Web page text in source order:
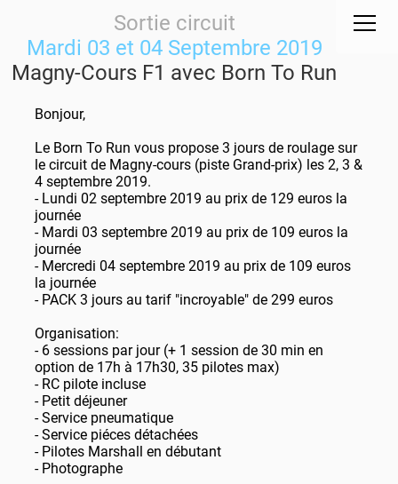
Sortie circuit
Mardi 03 et 04 Septembre 2019
Magny-Cours F1 avec Born To Run
Bonjour,
Le Born To Run vous propose 3 jours de roulage sur
le circuit de Magny-cours (piste Grand-prix) les 2, 3 &
4 septembre 2019.
- Lundi 02 septembre 2019 au prix de 129 euros la
journée
- Mardi 03 septembre 2019 au prix de 109 euros la
journée
- Mercredi 04 septembre 2019 au prix de 109 euros
la journée
- PACK 3 jours au tarif "incroyable" de 299 euros
Organisation:
- 6 sessions par jour (+ 1 session de 30 min en
option de 17h à 17h30, 35 pilotes max)
- RC pilote incluse
- Petit déjeuner
- Service pneumatique
- Service piéces détachées
- Pilotes Marshall en débutant
- Photographe